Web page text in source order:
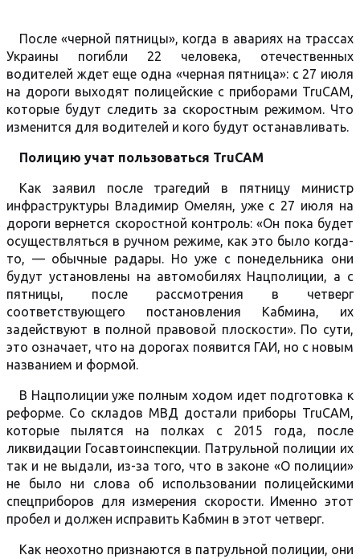
После «черной пятницы», когда в авариях на трассах
Украины погибли 22 человека, отечественных
водителей ждет еще одна «черная пятница»: с 27 июля
на дороги выходят полицейские с приборами TruCAM,
которые будут следить за скоростным режимом. Что
изменится для водителей и кого будут останавливать.
Полицию учат пользоваться TruCAM
Как заявил после трагедий в пятницу министр
инфраструктуры Владимир Омелян, уже с 27 июля на
дороги вернется скоростной контроль: «Он пока будет
осуществляться в ручном режиме, как это было когда-
то, — обычные радары. Но уже с понедельника они
будут установлены на автомобилях Нацполиции, а с
пятницы, после рассмотрения в четверг
соответствующего постановления Кабмина, их
задействуют в полной правовой плоскости». По сути,
это означает, что на дорогах появится ГАИ, но с новым
названием и формой.
В Нацполиции уже полным ходом идет подготовка к
реформе. Со складов МВД достали приборы TruCAM,
которые пылятся на полках с 2015 года, после
ликвидации Госавтоинспекции. Патрульной полиции их
так и не выдали, из-за того, что в законе «О полиции»
не было ни слова об использовании полицейскими
спецприборов для измерения скорости. Именно этот
пробел и должен исправить Кабмин в этот четверг.
Как неохотно признаются в патрульной полиции, они